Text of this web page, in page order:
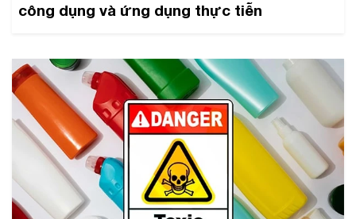
công dụng và ứng dụng thực tiễn